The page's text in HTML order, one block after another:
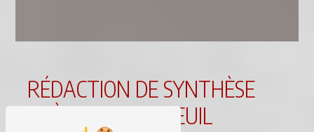
RÉDACTION DE SYNTHÈSE
PRÈS DE MONTREUIL